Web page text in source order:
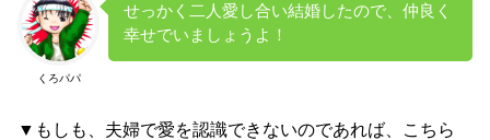
くろパパ
せっかく二人愛し合い結婚したので、仲良く
幸せでいましょうよ！
▼もしも、夫婦で愛を認識できないのであれば、こちら